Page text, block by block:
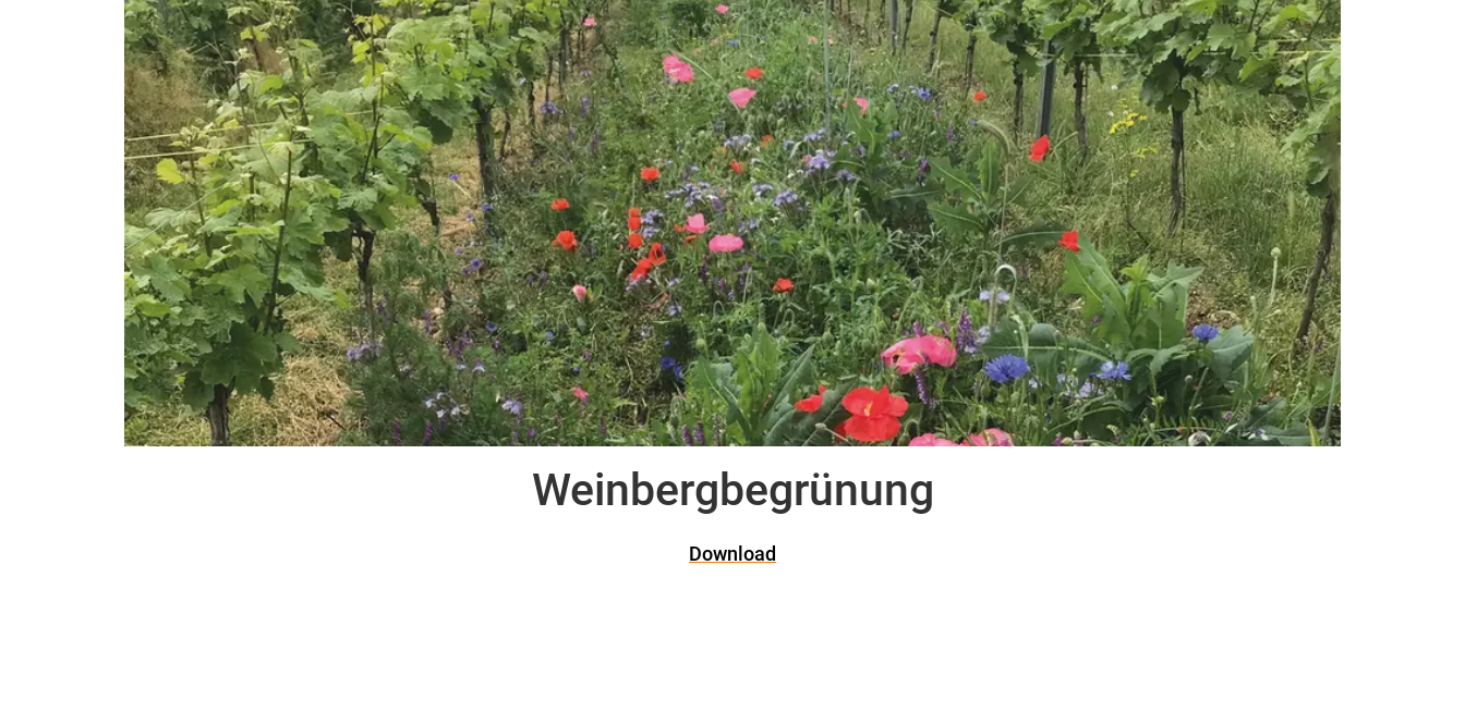
Weinbergbegrünung
Download